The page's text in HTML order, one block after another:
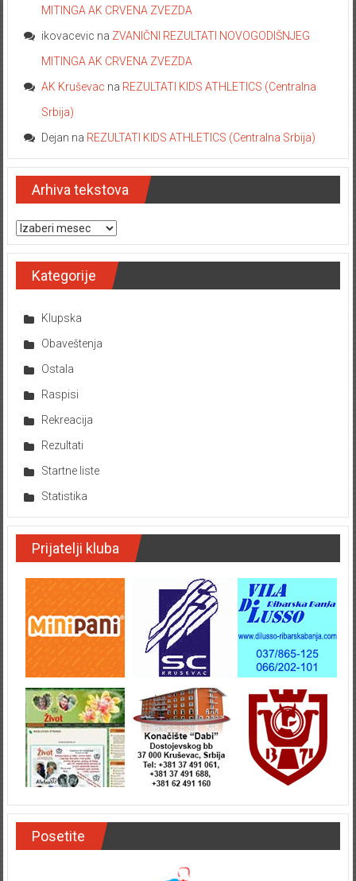
MITINGA AK CRVENA ZVEZDA
ikovacevic na ZVANIČNI REZULTATI NOVOGODIŠNJEG
MITINGA AK CRVENA ZVEZDA
AK Kruševac na REZULTATI KIDS ATHLETICS (Centralna
Srbija)
Dejan na REZULTATI KIDS ATHLETICS (Centralna Srbija)
Arhiva tekstova
Arhiva tekstova
Kategorije
Klupska
Obaveštenja
Ostala
Raspisi
Rekreacija
Rezultati
Startne liste
Statistika
Prijatelji kluba
Posetite